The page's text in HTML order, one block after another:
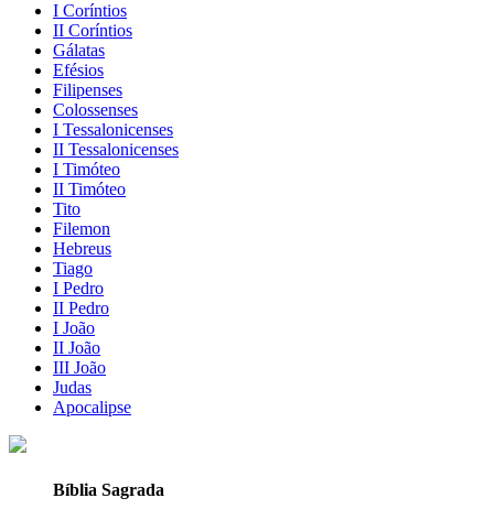
I Coríntios
II Coríntios
Gálatas
Efésios
Filipenses
Colossenses
I Tessalonicenses
II Tessalonicenses
I Timóteo
II Timóteo
Tito
Filemon
Hebreus
Tiago
I Pedro
II Pedro
I João
II João
III João
Judas
Apocalipse
Bíblia Sagrada